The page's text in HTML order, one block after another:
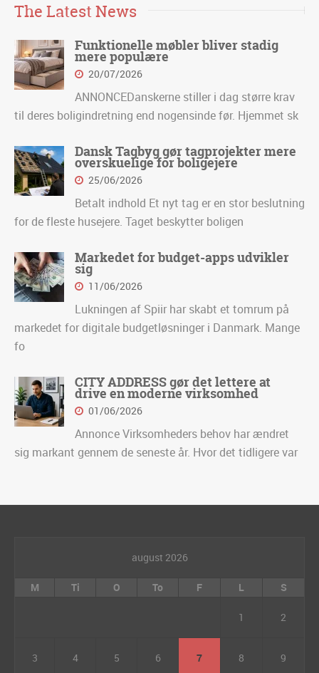
The Latest News
Funktionelle møbler bliver stadig
mere populære
20/07/2026
ANNONCEDanskerne stiller i dag større krav
til deres boligindretning end nogensinde før. Hjemmet sk
Dansk Tagbyg gør tagprojekter mere
overskuelige for boligejere
25/06/2026
Betalt indhold Et nyt tag er en stor beslutning
for de fleste husejere. Taget beskytter boligen
Markedet for budget-apps udvikler
sig
11/06/2026
Lukningen af Spiir har skabt et tomrum på
markedet for digitale budgetløsninger i Danmark. Mange
fo
CITY ADDRESS gør det lettere at
drive en moderne virksomhed
01/06/2026
Annonce Virksomheders behov har ændret
sig markant gennem de seneste år. Hvor det tidligere var
august 2026
M Ti O To F L S
1 2
3 4 5 6 7 8 9